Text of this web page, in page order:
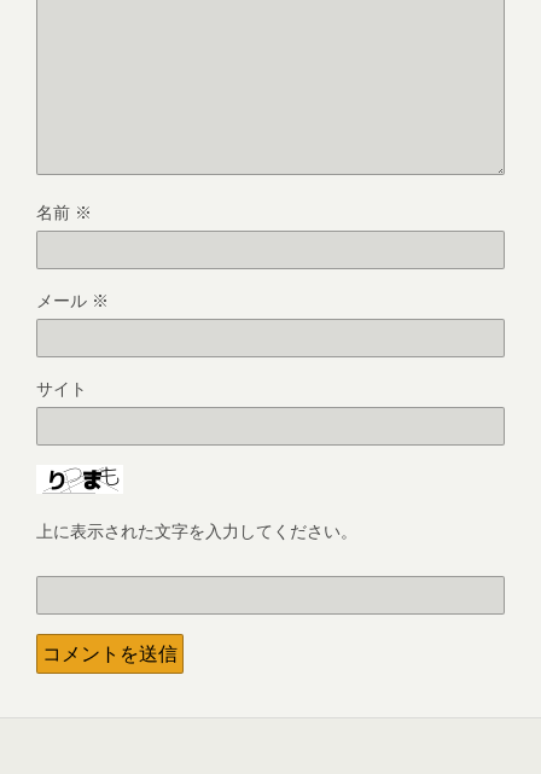
名前 ※
メール ※
サイト
上に表示された文字を入力してください。